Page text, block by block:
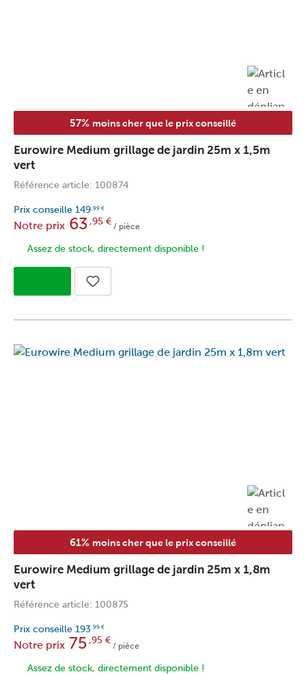
57% moins cher que le prix conseillé
Eurowire Medium grillage de jardin 25m x 1,5m
vert
Référence article: 100874
Prix conseille 149 ,99 €
Notre prix 63 ,95€
/ pièce
Assez de stock, directement disponible !
61% moins cher que le prix conseillé
Eurowire Medium grillage de jardin 25m x 1,8m
vert
Référence article: 100875
Prix conseille 193 ,99 €
Notre prix 75 ,95€
/ pièce
Assez de stock, directement disponible !